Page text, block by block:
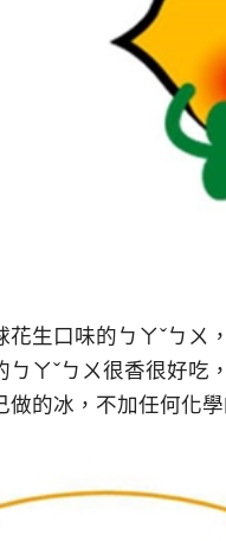
生口味的ㄅㄚˇㄅㄨ
ㄚˇㄅㄨ很香很好吃，
的冰，不加任何化